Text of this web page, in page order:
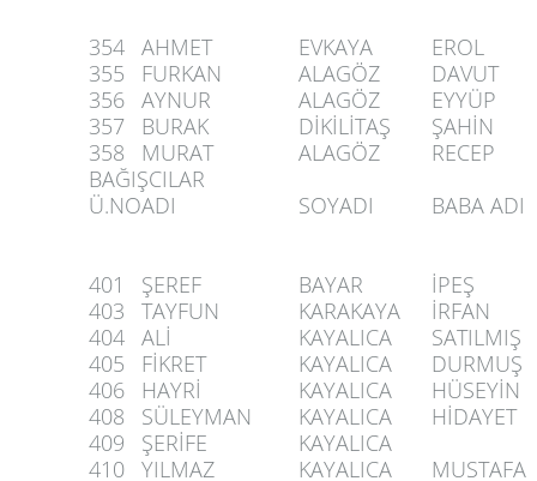
354 AHMET EVKAYA
EROL
355
FURKAN ALAGÖZ
DAVUT
356 AYNUR ALAGÖZ
EYYÜP
357
BURAK DİKİLİTAŞ
ŞAHİN
358
MURAT ALAGÖZ
RECEP
BAĞIŞCILAR
Ü.NOADI SOYADI BABA ADI
401 ŞEREF BAYAR
İPEŞ
403
TAYFUN KARAKAYA
İRFAN
404 ALİ KAYALICA
SATILMIŞ
405
FİKRET KAYALICA
DURMUŞ
406
HAYRİ KAYALICA
HÜSEYİN
408
SÜLEYMAN KAYALICA
HİDAYET
409
ŞERİFE
KAYALICA
410 YILMAZ KAYALICA MUSTAFA